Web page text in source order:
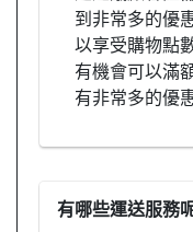
到非常多的優
以享受購物點
有機會可以滿
有非常多的優
有哪些運送服務